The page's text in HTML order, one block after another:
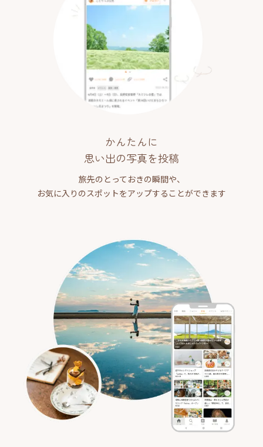
かんたんに
思い出の写真を投稿
旅先のとっておきの瞬間や、
お気に入りのスポットをアップすることができます